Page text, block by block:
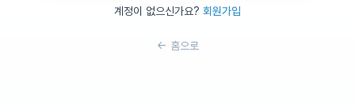
계정이 없으신가요? 회원가입
← 홈으로